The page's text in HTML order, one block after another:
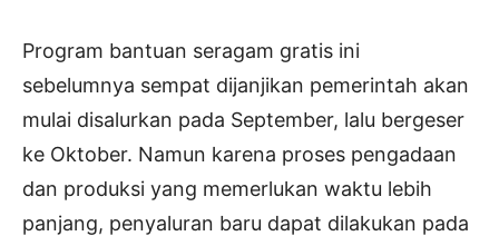
Program bantuan seragam gratis ini
sebelumnya sempat dijanjikan pemerintah akan
mulai disalurkan pada September, lalu bergeser
ke Oktober. Namun karena proses pengadaan
dan produksi yang memerlukan waktu lebih
panjang, penyaluran baru dapat dilakukan pada